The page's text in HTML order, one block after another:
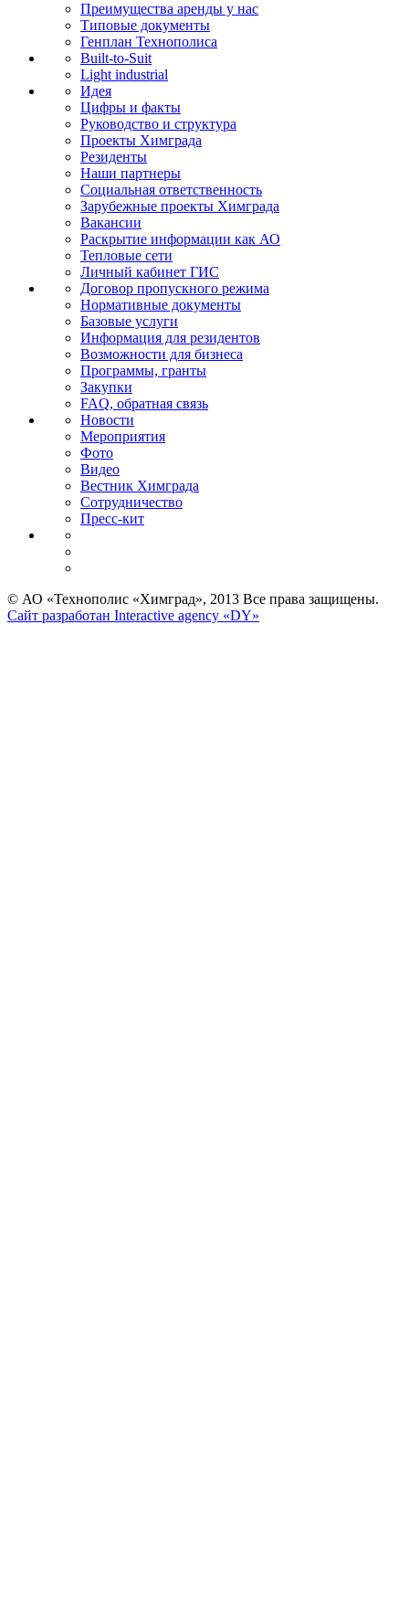
Преимущества аренды у нас
Типовые документы
Генплан Технополиса
Built-to-Suit
Light industrial
Идея
Цифры и факты
Руководство и структура
Проекты Химграда
Резиденты
Наши партнеры
Социальная ответственность
Зарубежные проекты Химграда
Вакансии
Раскрытие информации как АО
Тепловые сети
Личный кабинет ГИС
Договор пропускного режима
Нормативные документы
Базовые услуги
Информация для резидентов
Возможности для бизнеса
Программы, гранты
Закупки
FAQ, обратная связь
Новости
Мероприятия
Фото
Видео
Вестник Химграда
Сотрудничество
Пресс-кит
© АО «Технополис «Химград», 2013 Все права защищены.
Сайт разработан Interactive agency «DY»